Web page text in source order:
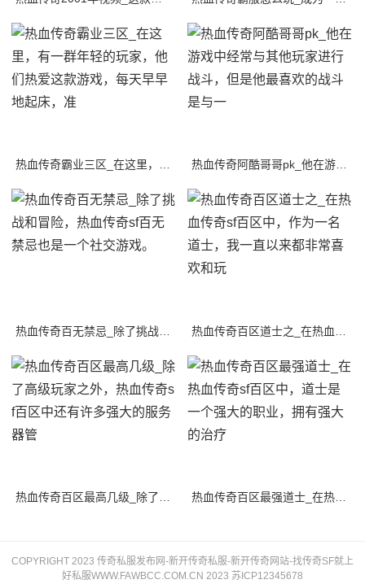
热血传奇霸业三区_在这里，有一群年轻的玩家，他们热爱这款游戏，每天早早地起床，准 热血传奇阿酷哥哥pk_他在游戏中经常与其他玩家进行战斗，但是他最喜欢的战斗是与一
热血传奇百区最高几级_除了高级玩家之外，热血传奇sf百区中还有许多强大的服务器管 热血传奇百区最强道士_在热血传奇sf百区中，道士是一个强大的职业，拥有强大的治疗
COPYRIGHT 2023 传奇私服发布网-新开传奇私服-新开传奇网站-找传奇SF就上
好私服WWW.FAWBCC.COM.CN 2023 苏ICP12345678